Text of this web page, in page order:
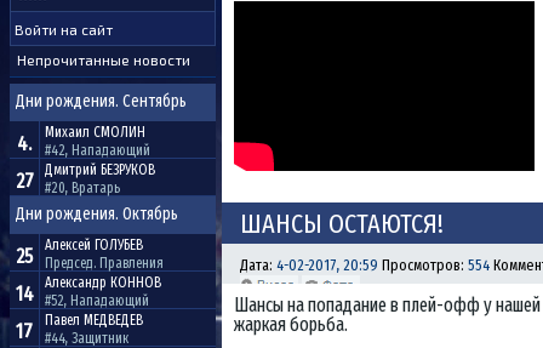
Непрочитанные новости
Дни рождения. Сентябрь
4. Михаил СМОЛИН
#42, Нападающий
27 Дмитрий БЕЗРУКОВ
#20, Вратарь
Дни рождения. Октябрь
25 Алексей ГОЛУБЕВ
Председ. Правления
14 Александр КОННОВ
#52, Нападающий
17 Павел МЕДВЕДЕВ
#44, Защитник
ШАНСЫ ОСТАЮТСЯ!
Дата: 4-02-2017, 20:59 Просмотров: 554
Шансы на попадание в плей-офф у нашей
жаркая борьба.